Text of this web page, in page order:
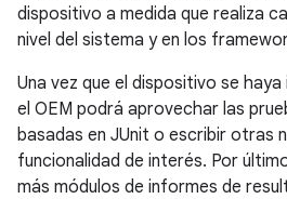
dispositivo a medida que realiza
nivel del sistema y en los
Una vez que el dispositivo se
el OEM podrá aprovechar las
basadas en JUnit o escribir otras
funcionalidad de interés. Por
más módulos de informes de